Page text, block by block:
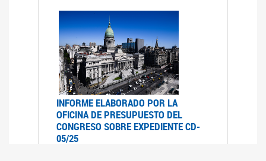
INFORME ELABORADO POR LA
OFICINA DE PRESUPUESTO DEL
CONGRESO SOBRE EXPEDIENTE CD-
05/25